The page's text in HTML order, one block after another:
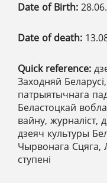
Date of Birth:
Date of death:
Quick reference:
Заходняй Беларусі,
патрыятычнага
Беластоцкай
вайну, журналіст,
дзеяч культуры
Чырвонага Сцяга,
ступені